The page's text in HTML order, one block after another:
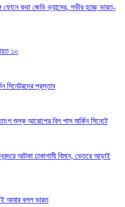
ফোনে কথা জেডি ভ্যান্সের, গভীর হচ্ছে ভারত-
১০
সিনেটরদের প্রস্তাব
শুল্ক আরোপের বিল পাস মার্কিন সিনেটে
আটকা ঢাকাগামী বিমান, ভেতরে আড়াই
আবার বলল ভারত